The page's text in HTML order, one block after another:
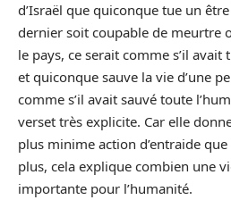
d’Israël que quiconque tue un
dernier soit coupable de meurtre
le pays, ce serait comme s’il avait
et quiconque sauve la vie d’une
comme s’il avait sauvé toute
verset très explicite. Car elle
plus minime action d’entraide
plus, cela explique combien une
importante pour l’humanité.